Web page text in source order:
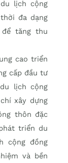
lịch cộng
đa dạng
tăng thu
cao triển
cấp đầu tư
lịch cộng
xây dựng
thôn đặc
triển du
cộng đồng
và bền